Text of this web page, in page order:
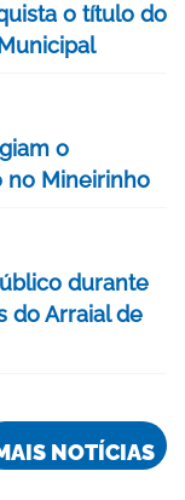
o título do
o
no Mineirinho
durante
do Arraial de
NOTÍCIAS